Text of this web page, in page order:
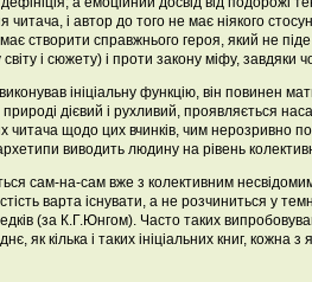
і автор до того не має ніякого
створити справжнього героя, який не піде
і сюжету) і проти закону міфу, завдяки
виконував ініціальну функцію, він повинен
дієвий і рухливий, проявляється
читача щодо цих вчинків, чим нерозривно
виводить людину на рівень
сам-на-сам вже з колективним
варта існувати, а не розчиниться у
(за К.Г.Юнгом). Часто таких
як кілька і таких ініціальних книг, кожна